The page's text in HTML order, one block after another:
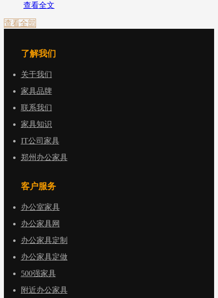
查看全文
查看全部
了解我们
关于我们
家具品牌
联系我们
家具知识
IT公司家具
郑州办公家具
客户服务
办公室家具
办公家具网
办公家具定制
办公家具定做
500强家具
附近办公家具